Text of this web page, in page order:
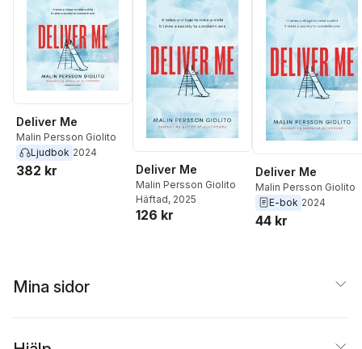
Deliver Me
Malin Persson Giolito
Ljudbok 2024
382 kr Deliver Me
Malin Persson Giolito
Häftad, 2025
126 kr
Deliver Me
Malin Persson Giolito
E-bok 2024
44 kr
Mina sidor